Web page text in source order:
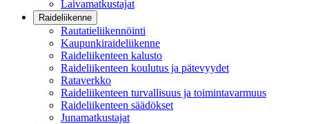
Laivamatkustajat
Raideliikenne
Rautatieliikennöinti
Kaupunkiraideliikenne
Raideliikenteen kalusto
Raideliikenteen koulutus ja pätevyydet
Rataverkko
Raideliikenteen turvallisuus ja toimintavarmuus
Raideliikenteen säädökset
Junamatkustajat